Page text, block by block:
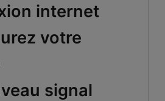
internet
votre
signal